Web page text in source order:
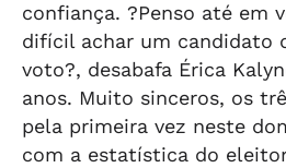
confiança. ?Penso até em
difícil achar um candidato
voto?, desabafa Érica
anos. Muito sinceros, os
pela primeira vez neste
com a estatística do